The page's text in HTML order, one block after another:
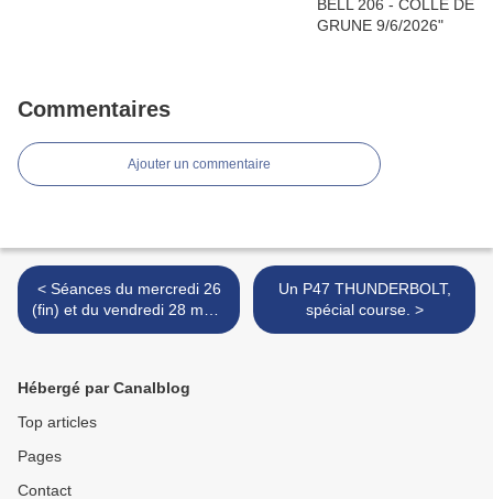
Commentaires
Ajouter un commentaire
< Séances du mercredi 26
(fin) et du vendredi 28 mars
2025.
Un P47 THUNDERBOLT,
spécial course. >
Hébergé par Canalblog
Top articles
Pages
Contact